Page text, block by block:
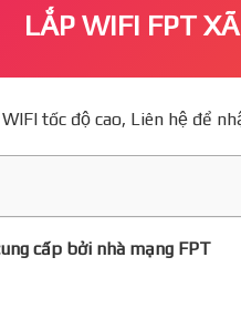
LẮP WIFI FPT
tốc độ cao, Liên hệ để
cấp bởi nhà mạng FPT